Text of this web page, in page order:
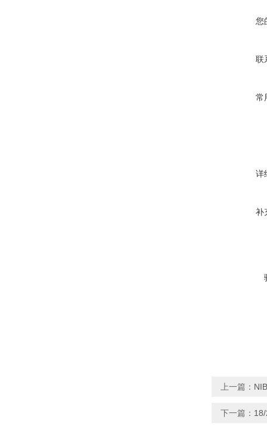
您
联
常
详
补
上一篇：
下一篇：